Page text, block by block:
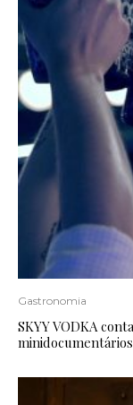
Gastronomia
SKYY VODKA
minidocumentários